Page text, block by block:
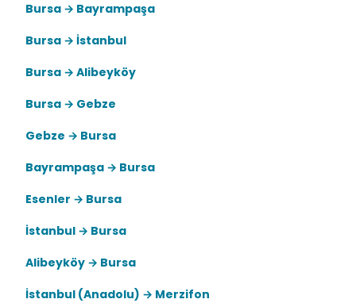
Bursa → Bayrampaşa
Bursa → İstanbul
Bursa → Alibeyköy
Bursa → Gebze
Gebze → Bursa
Bayrampaşa → Bursa
Esenler → Bursa
İstanbul → Bursa
Alibeyköy → Bursa
İstanbul (Anadolu) → Merzifon